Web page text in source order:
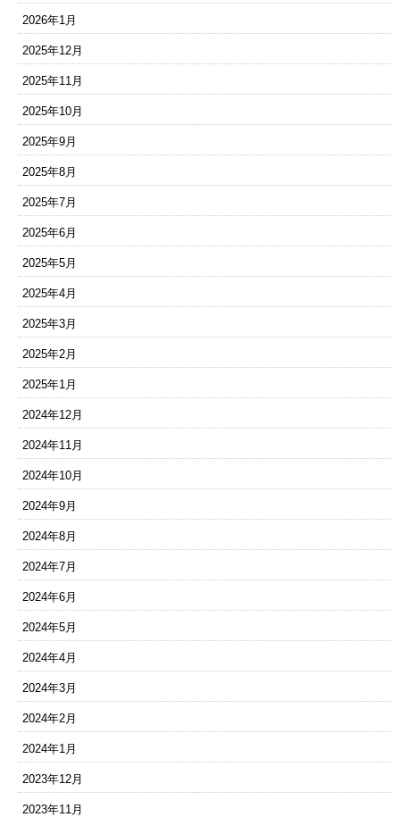
2026年1月
2025年12月
2025年11月
2025年10月
2025年9月
2025年8月
2025年7月
2025年6月
2025年5月
2025年4月
2025年3月
2025年2月
2025年1月
2024年12月
2024年11月
2024年10月
2024年9月
2024年8月
2024年7月
2024年6月
2024年5月
2024年4月
2024年3月
2024年2月
2024年1月
2023年12月
2023年11月